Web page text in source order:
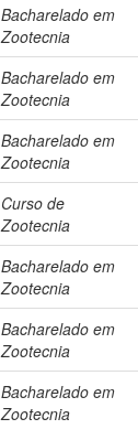
Bacharelado em
Zootecnia
Bacharelado em
Zootecnia
Bacharelado em
Zootecnia
Curso de
Zootecnia
Bacharelado em
Zootecnia
Bacharelado em
Zootecnia
Bacharelado em
Zootecnia